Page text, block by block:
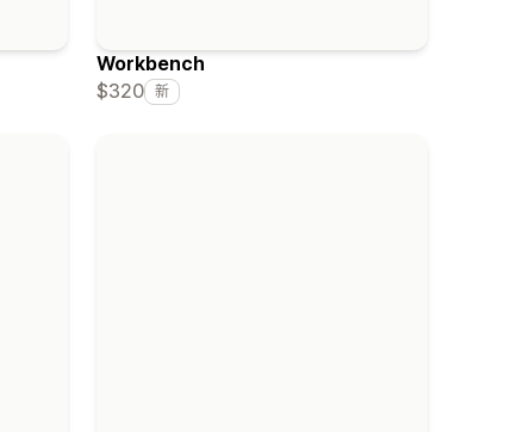
Workbench
$320 新